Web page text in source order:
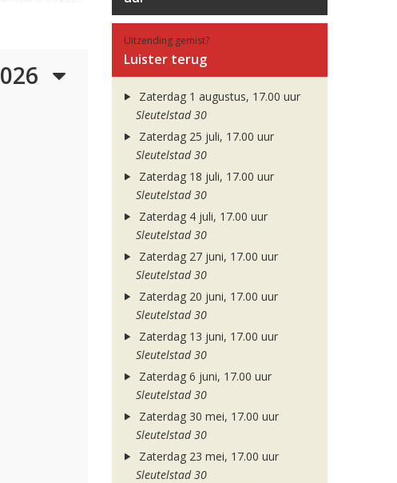
Uitzending gemist?
Luister terug
Zaterdag 1 augustus, 17.00 uur
Sleutelstad 30
Zaterdag 25 juli, 17.00 uur
Sleutelstad 30
Zaterdag 18 juli, 17.00 uur
Sleutelstad 30
Zaterdag 4 juli, 17.00 uur
Sleutelstad 30
Zaterdag 27 juni, 17.00 uur
Sleutelstad 30
Zaterdag 20 juni, 17.00 uur
Sleutelstad 30
Zaterdag 13 juni, 17.00 uur
Sleutelstad 30
Zaterdag 6 juni, 17.00 uur
Sleutelstad 30
Zaterdag 30 mei, 17.00 uur
Sleutelstad 30
Zaterdag 23 mei, 17.00 uur
Sleutelstad 30